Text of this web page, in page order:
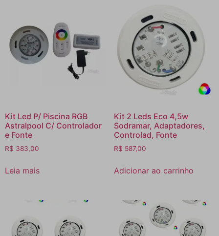
Kit Led P/ Piscina RGB
Astralpool C/ Controlador
e Fonte
R$ 383,00
Leia mais
Kit 2 Leds Eco 4,5w
Sodramar, Adaptadores,
Controlad, Fonte
R$ 587,00
Adicionar ao carrinho